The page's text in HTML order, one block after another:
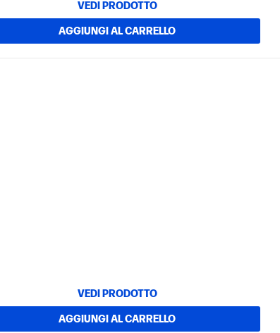
VEDI PRODOTTO
AGGIUNGI AL CARRELLO
VEDI PRODOTTO
AGGIUNGI AL CARRELLO